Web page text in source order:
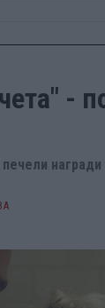
-
награди